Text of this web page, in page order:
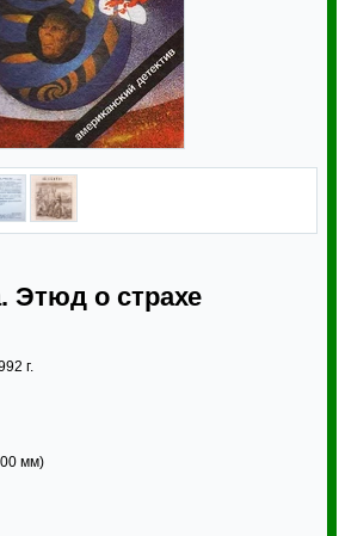
Этюд о страхе
г.
мм)